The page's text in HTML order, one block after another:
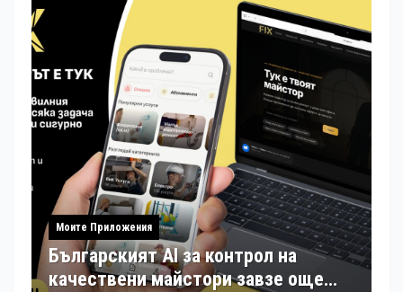
Моите Приложения
Българският AI за контрол на
качествени майстори завзе още